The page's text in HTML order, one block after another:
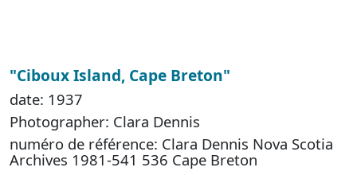
"Ciboux Island, Cape Breton"
date: 1937
Photographer: Clara Dennis
numéro de référence: Clara Dennis Nova Scotia
Archives 1981-541 536 Cape Breton